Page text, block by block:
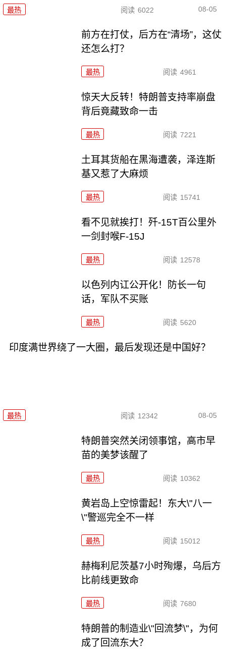
最热 阅读 6022 08-05
前方在打仗，后方在“清场”，这仗
还怎么打？
最热 阅读 4961
惊天大反转！特朗普支持率崩盘
背后竟藏致命一击
最热 阅读 7221
土耳其货船在黑海遭袭，泽连斯
基又惹了大麻烦
最热 阅读 15741
看不见就挨打！歼-15T百公里外
一剑封喉F-15J
最热 阅读 12578
以色列内讧公开化！防长一句
话，军队不买账
最热 阅读 5620
印度满世界绕了一大圈，最后发现还是中国好？
最热 阅读 12342 08-05
特朗普突然关闭领事馆，高市早
苗的美梦该醒了
最热 阅读 10362
黄岩岛上空惊雷起！东大\"八一
\"警巡完全不一样
最热 阅读 15012
赫梅利尼茨基7小时殉爆，乌后方
比前线更致命
最热 阅读 7680
特朗普的制造业\"回流梦\"，为何
成了回流东大？